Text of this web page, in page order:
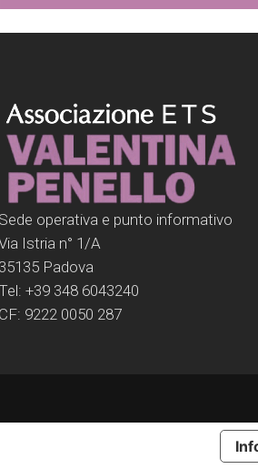
Sede operativa e punto informativo
Istria n° 1/A
35135 Padova
Tel: +39 348 6043240
CF: 9222 0050 287